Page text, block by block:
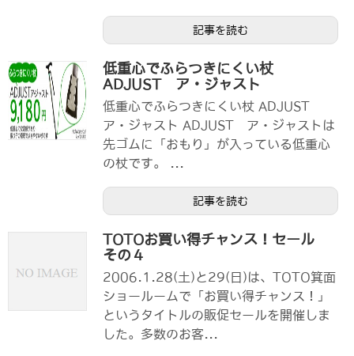
記事を読む
低重心でふらつきにくい杖
ADJUST ア・ジャスト
低重心でふらつきにくい杖 ADJUST
ア・ジャスト ADJUST ア・ジャストは
先ゴムに「おもり」が入っている低重心
の杖です。 ...
記事を読む
TOTOお買い得チャンス！セール
その４
2006.1.28(土)と29(日)は、TOTO箕面
ショールームで「お買い得チャンス！」
というタイトルの販促セールを開催しま
した。多数のお客...